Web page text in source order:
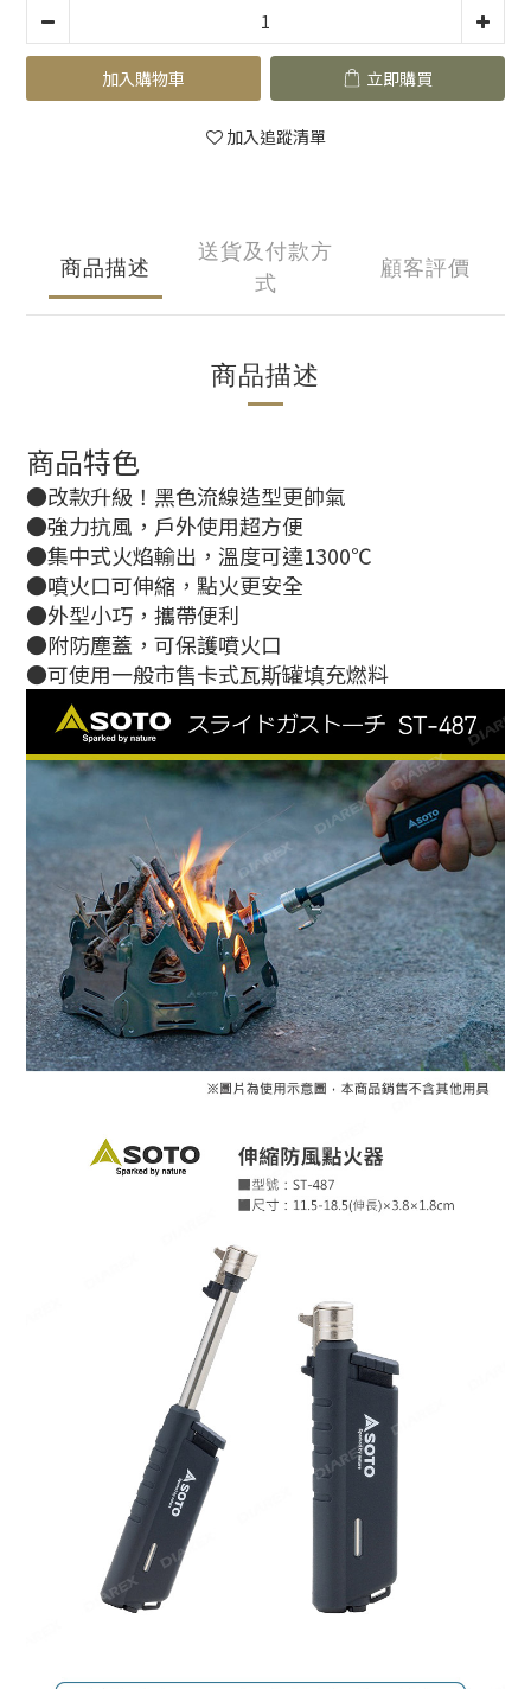
加入購物車 立即購買
加入追蹤清單
商品描述
送貨及付款方
式
顧客評價
商品描述
商品特色
●改款升級！黑色流線造型更帥氣
●強力抗風，戶外使用超方便
●集中式火焰輸出，溫度可達1300℃
●噴火口可伸縮，點火更安全
●外型小巧，攜帶便利
●附防塵蓋，可保護噴火口
●可使用一般市售卡式瓦斯罐填充燃料